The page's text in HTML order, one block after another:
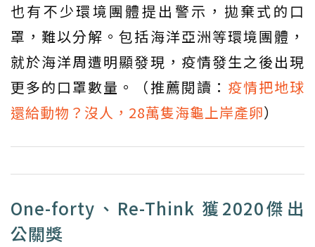
也有不少環境團體提出警示，拋棄式的口
罩，難以分解。包括海洋亞洲等環境團體，
就於海洋周遭明顯發現，疫情發生之後出現
更多的口罩數量。（推薦閱讀： 疫情把地球
還給動物？沒人，28萬隻海龜上岸產卵）
One-forty、Re-Think 獲2020傑出
公關獎